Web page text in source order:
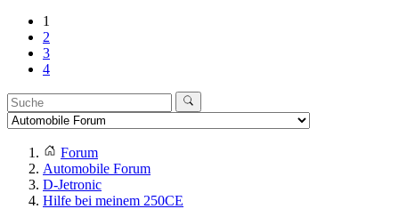
1
2
3
4
Forum
Automobile Forum
D-Jetronic
Hilfe bei meinem 250CE